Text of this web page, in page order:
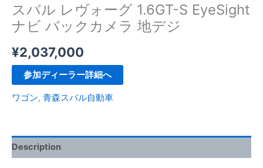
スバル レヴォーグ 1.6GT-S EyeSight
ナビ バックカメラ 地デジ
¥2,037,000
参加ディーラー詳細へ
ワゴン, 青森スバル自動車
Description